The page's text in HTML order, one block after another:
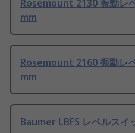
Rosemount 2130 振動レ
mm
Rosemount 2160 振動レ
mm
Baumer LBFS レベルスイ